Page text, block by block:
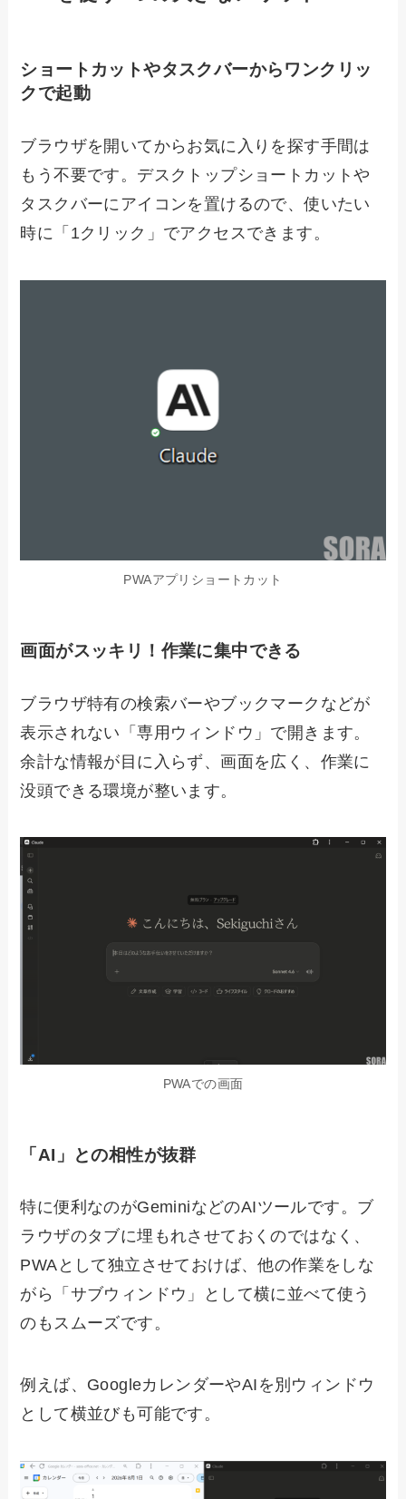
ショートカットやタスクバーからワンクリッ
クで起動
ブラウザを開いてからお気に入りを探す手間は
もう不要です。デスクトップショートカットや
タスクバーにアイコンを置けるので、使いたい
時に「1クリック」でアクセスできます。
PWAアプリショートカット
画面がスッキリ！作業に集中できる
ブラウザ特有の検索バーやブックマークなどが
表示されない「専用ウィンドウ」で開きます。
余計な情報が目に入らず、画面を広く、作業に
没頭できる環境が整います。
PWAでの画面
「AI」との相性が抜群
特に便利なのがGeminiなどのAIツールです。ブ
ラウザのタブに埋もれさせておくのではなく、
PWAとして独立させておけば、他の作業をしな
がら「サブウィンドウ」として横に並べて使う
のもスムーズです。
例えば、GoogleカレンダーやAIを別ウィンドウ
として横並びも可能です。